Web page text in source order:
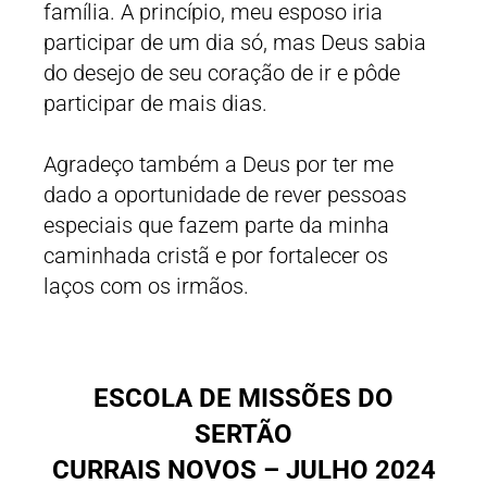
família. A princípio, meu esposo iria
participar de um dia só, mas Deus sabia
do desejo de seu coração de ir e pôde
participar de mais dias.
Agradeço também a Deus por ter me
dado a oportunidade de rever pessoas
especiais que fazem parte da minha
caminhada cristã e por fortalecer os
laços com os irmãos.
ESCOLA DE MISSÕES DO
SERTÃO
CURRAIS NOVOS – JULHO 2024